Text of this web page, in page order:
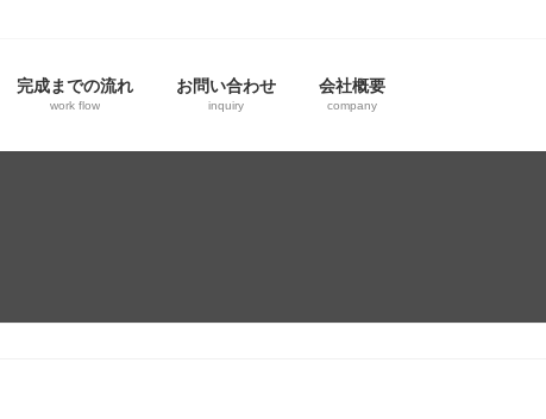
完成までの流れ
work flow
お問い合わせ
inquiry
会社概要
company